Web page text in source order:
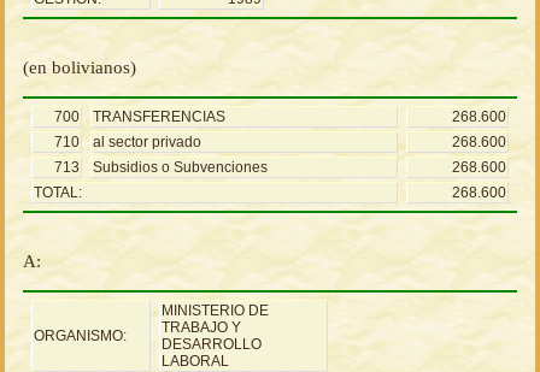
(en bolivianos)
700 TRANSFERENCIAS
268.600
710
al sector privado
268.600
713
Subsidios o Subvenciones
268.600
TOTAL:
268.600
A:
ORGANISMO:
MINISTERIO DE
TRABAJO Y
DESARROLLO
LABORAL